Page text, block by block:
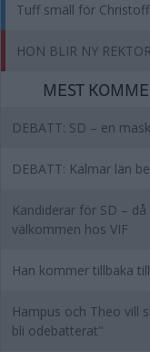
Tuff smäll för
HON BLIR NY
MEST
DEBATT: SD – en
DEBATT: Kalmar län
Kandiderar för SD –
välkommen hos VIF
Han kommer tillbaka
Hampus och Theo vill
bli odebatterat"